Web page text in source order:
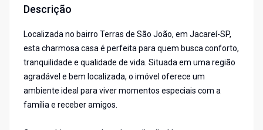
Descrição
Localizada no bairro Terras de São João, em Jacareí-SP,
esta charmosa casa é perfeita para quem busca conforto,
tranquilidade e qualidade de vida. Situada em uma região
agradável e bem localizada, o imóvel oferece um
ambiente ideal para viver momentos especiais com a
família e receber amigos.